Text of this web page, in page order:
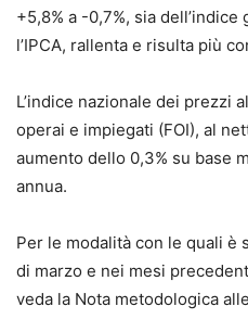
+5,8% a -0,7%, sia
l’IPCA, rallenta e risulta più
L’indice nazionale dei prezzi
operai e impiegati (FOI), al
aumento dello 0,3% su base
annua.
Per le modalità con le quali è
di marzo e nei mesi
veda la Nota metodologica